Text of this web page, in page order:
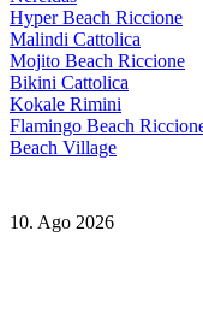
Hyper Beach Riccione
Malindi Cattolica
Mojito Beach Riccione
Bikini Cattolica
Kokale Rimini
Flamingo Beach
Beach Village
10. Ago 2026